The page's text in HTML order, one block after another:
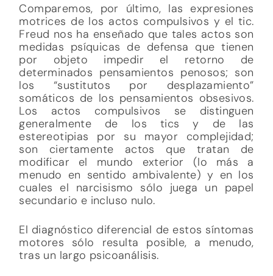
Comparemos, por último, las expresiones
motrices de los actos compulsivos y el tic.
Freud nos ha enseñado que tales actos son
medidas psíquicas de defensa que tienen
por objeto impedir el retorno de
determinados pensamientos penosos; son
los “sustitutos por desplazamiento”
somáticos de los pensamientos obsesivos.
Los actos compulsivos se distinguen
generalmente de los tics y de las
estereotipias por su mayor complejidad;
son ciertamente actos que tratan de
modificar el mundo exterior (lo más a
menudo en sentido ambivalente) y en los
cuales el narcisismo sólo juega un papel
secundario e incluso nulo.
El diagnóstico diferencial de estos síntomas
motores sólo resulta posible, a menudo,
tras un largo psicoanálisis.